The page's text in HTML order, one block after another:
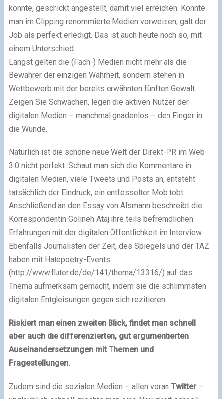
konnte, geschickt angestellt, damit viel erreichen. Konnte
man im Clipping renommierte Medien vorweisen, galt der
Job als perfekt erledigt. Das ist auch heute noch so, mit
einem Unterschied.
Längst gelten die (Fach-) Medien nicht mehr als die
Bewahrer der einzigen Wahrheit, sondern stehen in
Wettbewerb mit der bereits erwähnten fünften Gewalt.
Zeigen Sie Schwächen, legen die aktiven Nutzer der
digitalen Medien – manchmal gnadenlos – den Finger in
die Wunde.
Natürlich ist die schöne neue Welt der Direkt-PR im Web
3.0 nicht perfekt. Schaut man sich die Kommentare in
digitalen Medien, viele Tweets und Posts an, entsteht
tatsächlich der Eindruck, ein entfesselter Mob tobt.
Anschließend an den Essay von Alsmann beschreibt die
Korrespondentin Golineh Ataj ihre teils befremdlichen
Erfahrungen mit der digitalen Öffentlichkeit im Interview.
Ebenfalls Journalisten der Zeit, des Spiegels und der TAZ
haben mit Hatepoetry-Events
(http://www.fluter.de/de/141/thema/13316/) auf das
Thema aufmerksam gemacht, indem sie die schlimmsten
digitalen Entgleisungen gegen sich rezitieren.
Riskiert man einen zweiten Blick, findet man schnell
aber auch die differenzierten, gut argumentierten
Auseinandersetzungen mit Themen und
Fragestellungen.
Zudem sind die sozialen Medien – allen voran Twitter–